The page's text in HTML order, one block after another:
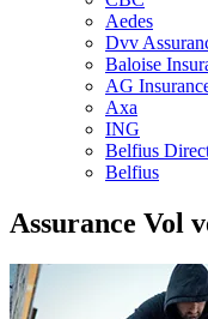
Aedes
Dvv
Baloise
AG
Axa
ING
Belfius
Belfius
Assurance Vol